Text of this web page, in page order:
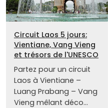
Circuit Laos 5 jours:
Vientiane, Vang Vieng
et trésors de l'UNESCO
Partez pour un circuit
Laos à Vientiane –
Luang Prabang – Vang
Vieng mêlant déco...